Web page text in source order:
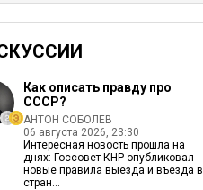
Как описать правду про
СССР?
АНТОН СОБОЛЕВ
06 августа 2026, 23:30
Интересная новость прошла на
днях: Госсовет КНР опубликовал
новые правила выезда и въезда в
стран...